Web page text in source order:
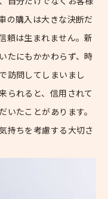
の購入は大きな決断だ
頼は生まれません。新
たにもかかわらず、時
訪問してしまいまし
られると、信用されて
たことがあります。
持ちを考慮する大切さ